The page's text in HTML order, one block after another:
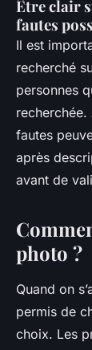
Être clair
fautes
Il est
recherché
personnes
fautes
après
avant de
photo ?
Quand on
permis de
choix. Les